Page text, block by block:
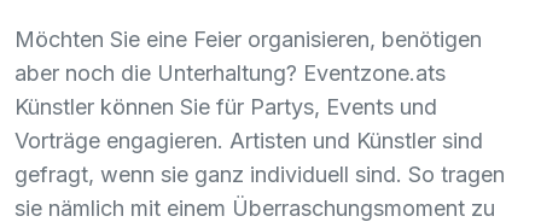
Möchten Sie eine Feier organisieren, benötigen
aber noch die Unterhaltung? Eventzone.ats
Künstler können Sie für Partys, Events und
Vorträge engagieren. Artisten und Künstler sind
gefragt, wenn sie ganz individuell sind. So tragen
sie nämlich mit einem Überraschungsmoment zu